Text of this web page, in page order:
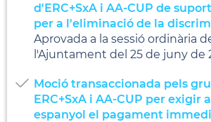
d'ERC+SxA i AA-CUP de
per a l'eliminació de la
Aprovada a la sessió ordinària
l'Ajuntament del 25 de juny de
Moció transaccionada pels
ERC+SxA i AA-CUP per exigir
espanyol el pagament